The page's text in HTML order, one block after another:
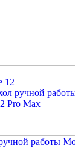
12
ручной
Pro Max